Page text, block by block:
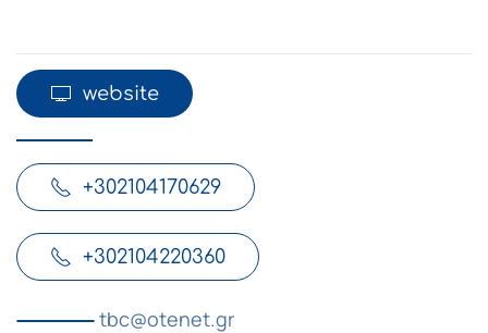
website
+302104170629
+302104220360
tbc@otenet.gr